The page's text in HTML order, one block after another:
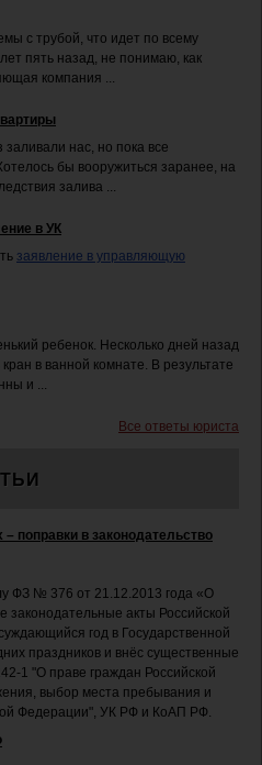
с трубой, что идет по всему
пять назад, не понимаю, как
компания ...
заливали нас, но пока все
бы вооружиться заранее, на
залива ...
в УК
заявление в управляющую
ребенок. Несколько дней назад
в ванной комнате. В результате
и ...
Все ответы юриста
поправки в законодательство
ФЗ № 376 от 21.12.2013 года «О
законодательные акты Российской
год в Государственной
праздников и внёс существенные
1 "О праве граждан Российской
выбор места пребывания и
Федерации", УК РФ и КоАП РФ.